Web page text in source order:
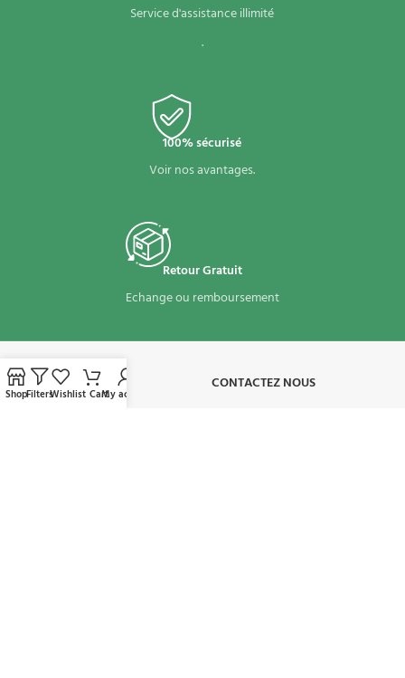
Service d'assistance illimité
.
100% sécurisé
Voir nos avantages.
Retour Gratuit
Echange ou remboursement
À PROPOS​ CONTACTEZ NOUS
ShopFiltersWishlist CartMy account